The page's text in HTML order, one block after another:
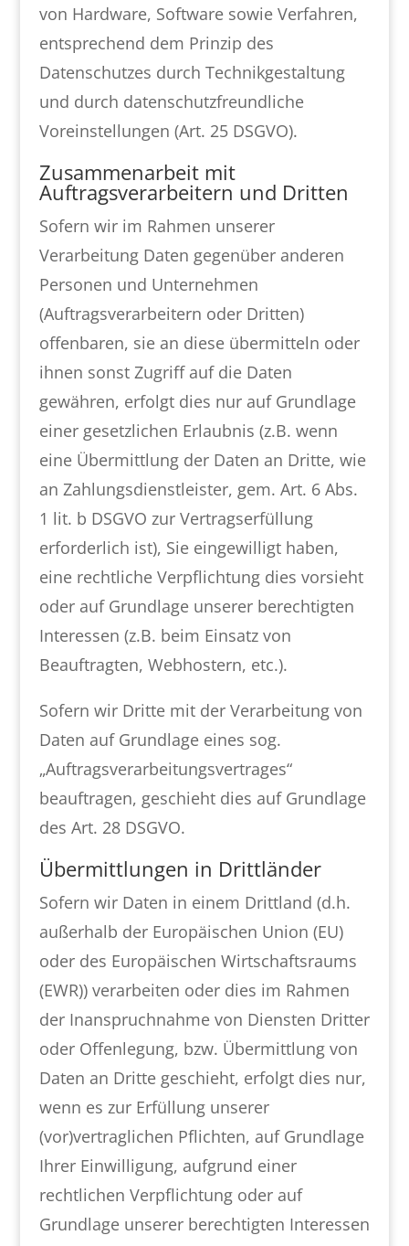
von Hardware, Software sowie Verfahren,
entsprechend dem Prinzip des
Datenschutzes durch Technikgestaltung
und durch datenschutzfreundliche
Voreinstellungen (Art. 25 DSGVO).
Zusammenarbeit mit
Auftragsverarbeitern und Dritten
Sofern wir im Rahmen unserer
Verarbeitung Daten gegenüber anderen
Personen und Unternehmen
(Auftragsverarbeitern oder Dritten)
offenbaren, sie an diese übermitteln oder
ihnen sonst Zugriff auf die Daten
gewähren, erfolgt dies nur auf Grundlage
einer gesetzlichen Erlaubnis (z.B. wenn
eine Übermittlung der Daten an Dritte, wie
an Zahlungsdienstleister, gem. Art. 6 Abs.
1 lit. b DSGVO zur Vertragserfüllung
erforderlich ist), Sie eingewilligt haben,
eine rechtliche Verpflichtung dies vorsieht
oder auf Grundlage unserer berechtigten
Interessen (z.B. beim Einsatz von
Beauftragten, Webhostern, etc.).
Sofern wir Dritte mit der Verarbeitung von
Daten auf Grundlage eines sog.
„Auftragsverarbeitungsvertrages“
beauftragen, geschieht dies auf Grundlage
des Art. 28 DSGVO.
Übermittlungen in Drittländer
Sofern wir Daten in einem Drittland (d.h.
außerhalb der Europäischen Union (EU)
oder des Europäischen Wirtschaftsraums
(EWR)) verarbeiten oder dies im Rahmen
der Inanspruchnahme von Diensten Dritter
oder Offenlegung, bzw. Übermittlung von
Daten an Dritte geschieht, erfolgt dies nur,
wenn es zur Erfüllung unserer
(vor)vertraglichen Pflichten, auf Grundlage
Ihrer Einwilligung, aufgrund einer
rechtlichen Verpflichtung oder auf
Grundlage unserer berechtigten Interessen